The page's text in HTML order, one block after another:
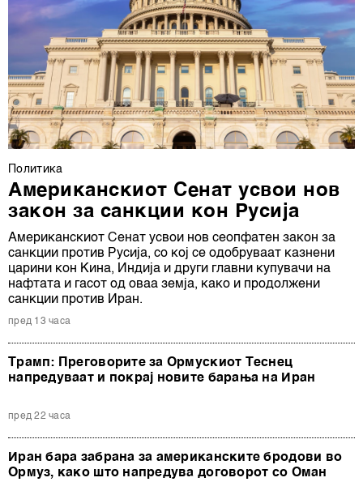
Политика
Американскиот Сенат усвои нов
закон за санкции кон Русија
Американскиот Сенат усвои нов сеопфатен закон за
санкции против Русија, со кој се одобруваат казнени
царини кон Кина, Индија и други главни купувачи на
нафтата и гасот од оваа земја, како и продолжени
санкции против Иран.
пред 13 часа
Трамп: Преговорите за Ормускиот Теснец
напредуваат и покрај новите барања на Иран
пред 22 часа
Иран бара забрана за американските бродови во
Ормуз, како што напредува договорот со Оман